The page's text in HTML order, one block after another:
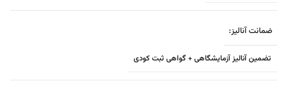
ضمانت آنالیز:
تضمین آنالیز آزمایشگاهی + گواهی ثبت کودی